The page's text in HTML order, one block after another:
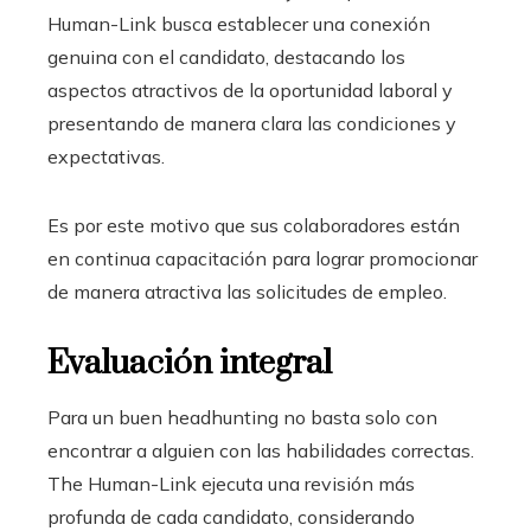
Human-Link busca establecer una conexión
genuina con el candidato, destacando los
aspectos atractivos de la oportunidad laboral y
presentando de manera clara las condiciones y
expectativas.
Es por este motivo que sus colaboradores están
en continua capacitación para lograr promocionar
de manera atractiva las solicitudes de empleo.
Evaluación integral
Para un buen headhunting no basta solo con
encontrar a alguien con las habilidades correctas.
The Human-Link ejecuta una revisión más
profunda de cada candidato, considerando